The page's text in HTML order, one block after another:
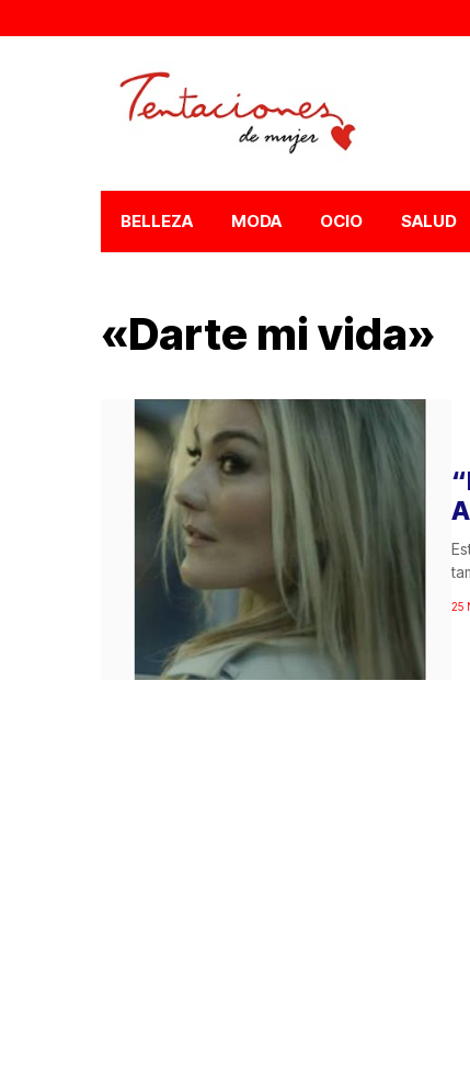
BELLEZA MODA OCIO SALUD
«Darte mi vida»
25